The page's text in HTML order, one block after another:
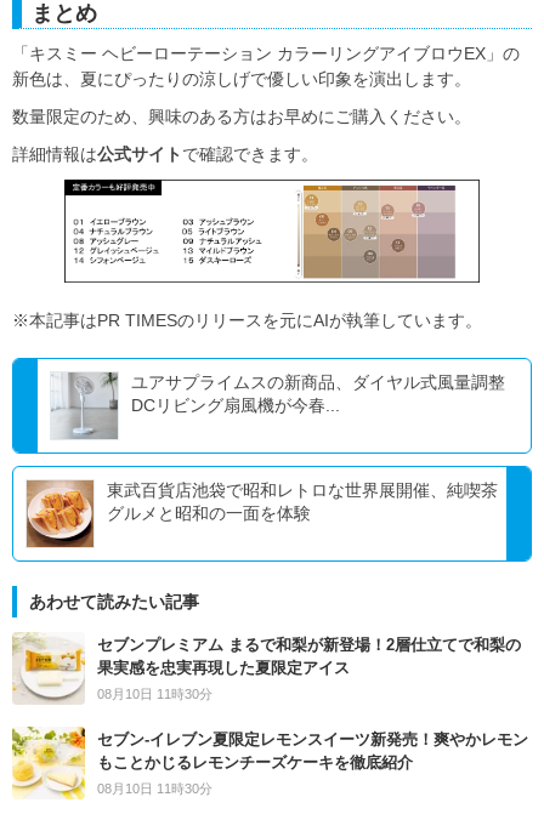
まとめ
「キスミー ヘビーローテーション カラーリングアイブロウEX」の
新色は、夏にぴったりの涼しげで優しい印象を演出します。
数量限定のため、興味のある方はお早めにご購入ください。
詳細情報は公式サイト で確認できます。
※本記事はPR TIMESのリリースを元にAIが執筆しています。
ユアサプライムスの新商品、ダイヤル式風量調整
DCリビング扇風機が今春...
東武百貨店池袋で昭和レトロな世界展開催、純喫茶
グルメと昭和の一面を体験
あわせて読みたい記事
セブンプレミアム まるで和梨が新登場！2層仕立てで和梨の
果実感を忠実再現した夏限定アイス
08月10日 11時30分
セブン‐イレブン夏限定レモンスイーツ新発売！爽やかレモン
もことかじるレモンチーズケーキを徹底紹介
08月10日 11時30分